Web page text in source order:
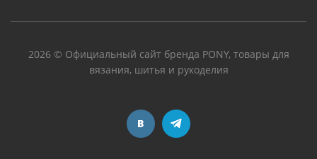
2026 © Официальный сайт бренда PONY, товары для
вязания, шитья и рукоделия